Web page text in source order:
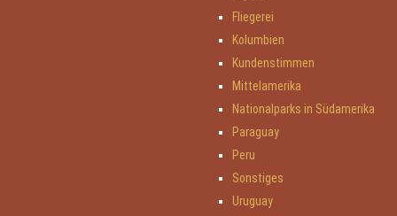
Fliegerei
Kolumbien
Kundenstimmen
Mittelamerika
Nationalparks in Südamerika
Paraguay
Peru
Sonstiges
Uruguay